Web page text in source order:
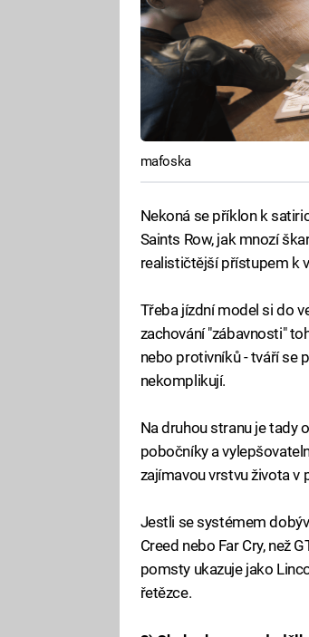
mafoska
Nekoná se příklon k
Saints Row, jak mnozí
realističtější přístupem k
Třeba jízdní model si do
zachování "zábavnosti"
nebo protivníků - tváří se
nekomplikují.
Na druhou stranu je tady
pobočníky a
zajímavou vrstvu života v
Jestli se systémem
Creed nebo Far Cry, než
pomsty ukazuje jako
řetězce.